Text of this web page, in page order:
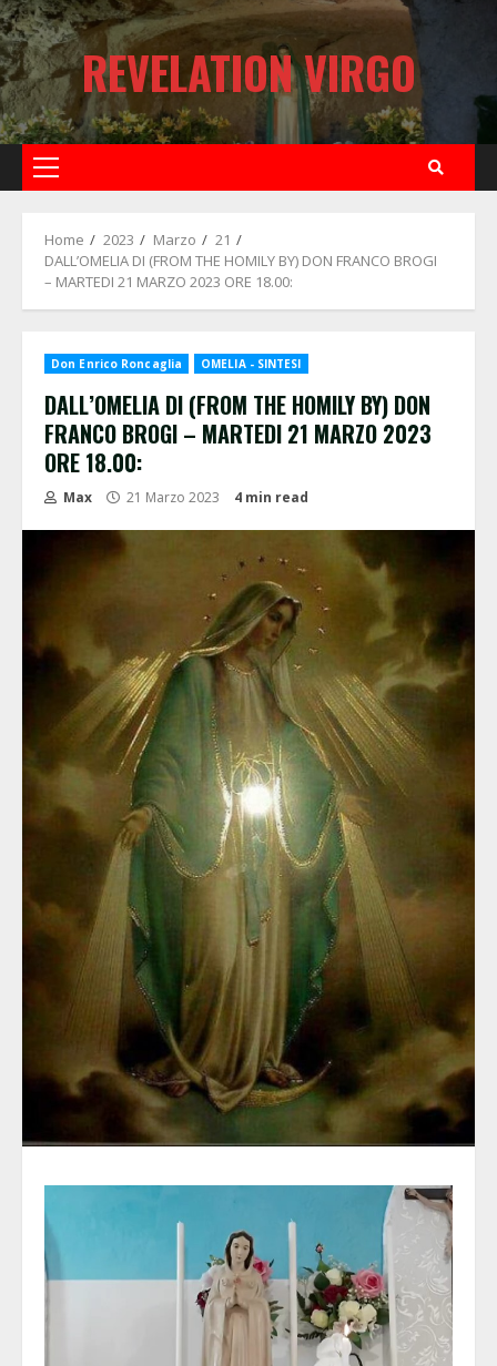
Skip
to
content
REVELATION VIRGO
Primary
Home 2023 Marzo
21
DALL’OMELIA DI (FROM THE HOMILY BY) DON FRANCO BROGI
– MARTEDI 21 MARZO 2023 ORE 18.00:
Don Enrico Roncaglia OMELIA - SINTESI
DALL’OMELIA DI (FROM THE HOMILY BY) DON
FRANCO BROGI – MARTEDI 21 MARZO 2023
ORE 18.00:
Max 21 Marzo 2023 4 min read